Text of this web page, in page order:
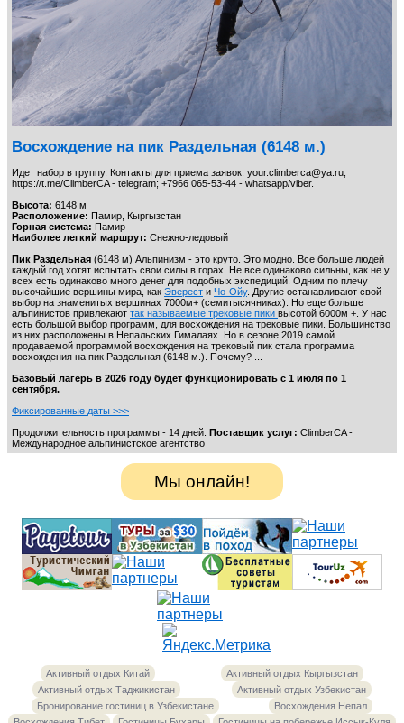
Восхождение на пик Раздельная (6148 м.)
Идет набор в группу. Контакты для приема заявок: your.climberca@ya.ru,
https://t.me/ClimberCA - telegram; +7966 065-53-44 - whatsapp/viber.
Высота: 6148 м
Расположение: Памир, Кыргызстан
Горная система: Памир
Наиболее легкий маршрут: Снежно-ледовый
Пик Раздельная (6148 м) Альпинизм - это круто. Это модно. Все больше людей
каждый год хотят испытать свои силы в горах. Не все одинаково сильны, как не у
всех есть одинаково много денег для подобных экспедиций. Одним по плечу
высочайшие вершины мира, как Эверест и Чо-Ойу. Другие останавливают свой
выбор на знаменитых вершинах 7000м+ (семитысячниках). Но еще больше
альпинистов привлекают так называемые трековые пики высотой 6000м +. У нас
есть большой выбор программ, для восхождения на трековые пики. Большинство
из них расположены в Непальских Гималаях. Но в сезоне 2019 самой
продаваемой программой восхождения на трековый пик стала программа
восхождения на пик Раздельная (6148 м.). Почему? ...
Базовый лагерь в 2026 году будет функционировать с 1 июля по 1
сентября.
Фиксированные даты >>>
Продолжительность программы - 14 дней. Поставщик услуг: ClimberCA -
Международное альпинистское агентство
Мы онлайн!
Активный отдых Китай
Активный отдых Кыргызстан
Активный отдых Таджикистан
Активный отдых Узбекистан
Бронирование гостиниц в Узбекистане
Восхождения Непал